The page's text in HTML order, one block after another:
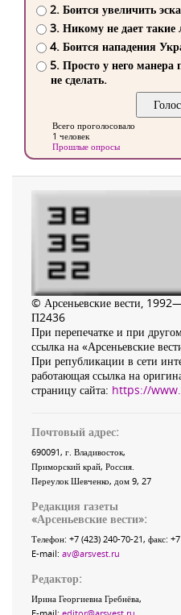
2. Боится увеличить
3. Никому не дает такие
4. Боится нападения
5. Просто у него манера
не сделать.
Всего проголосовало
1 человек
Прошлые опросы
© Арсеньевские вести,
П2436
При перепечатке и при
ссылка на «Арсеньевские
При републикации в сети
работающая ссылка на
страницу сайта: https://
Почтовый адрес:
690091, г. Владивосток,
Приморский край, Россия
Переулок Шевченко, дом 9, 27
Редакция газеты
«Арсеньевские вести»:
Телефон: +7 (423) 240-70-21, факс:
E-mail: av@arsvest.ru
Редактор:
Ирина Георгиевна Гребнёва,